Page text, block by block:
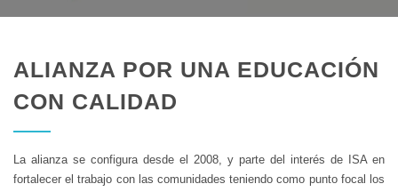
ALIANZA POR UNA EDUCACIÓN
CON CALIDAD
La alianza se configura desde el 2008, y parte del interés de ISA en
fortalecer el trabajo con las comunidades teniendo como punto focal los